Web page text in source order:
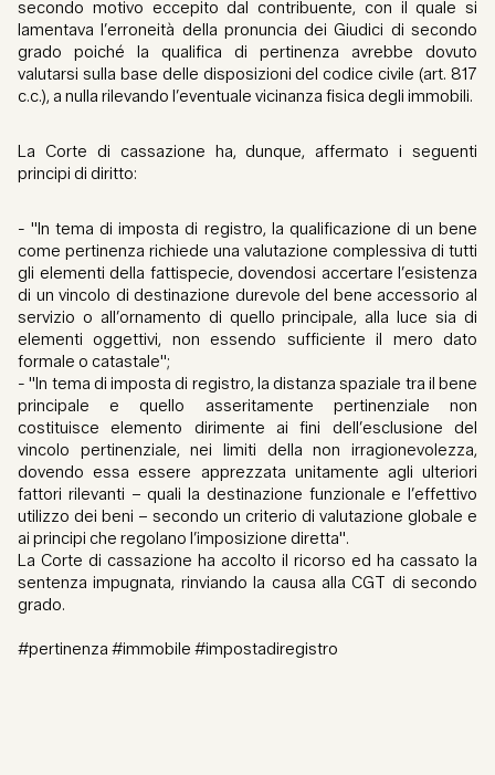
secondo motivo eccepito dal contribuente, con il quale si
lamentava l’erroneità della pronuncia dei Giudici di secondo
grado poiché la qualifica di pertinenza avrebbe dovuto
valutarsi sulla base delle disposizioni del codice civile (art. 817
c.c.), a nulla rilevando l’eventuale vicinanza fisica degli immobili.
La Corte di cassazione ha, dunque, affermato i seguenti
principi di diritto:
- "In tema di imposta di registro, la qualificazione di un bene
come pertinenza richiede una valutazione complessiva di tutti
gli elementi della fattispecie, dovendosi accertare l’esistenza
di un vincolo di destinazione durevole del bene accessorio al
servizio o all’ornamento di quello principale, alla luce sia di
elementi oggettivi, non essendo sufficiente il mero dato
formale o catastale";
- "In tema di imposta di registro, la distanza spaziale tra il bene
principale e quello asseritamente pertinenziale non
costituisce elemento dirimente ai fini dell’esclusione del
vincolo pertinenziale, nei limiti della non irragionevolezza,
dovendo essa essere apprezzata unitamente agli ulteriori
fattori rilevanti – quali la destinazione funzionale e l’effettivo
utilizzo dei beni – secondo un criterio di valutazione globale e
ai principi che regolano l’imposizione diretta".
La Corte di cassazione ha accolto il ricorso ed ha cassato la
sentenza impugnata, rinviando la causa alla CGT di secondo
grado.
#pertinenza #immobile #impostadiregistro